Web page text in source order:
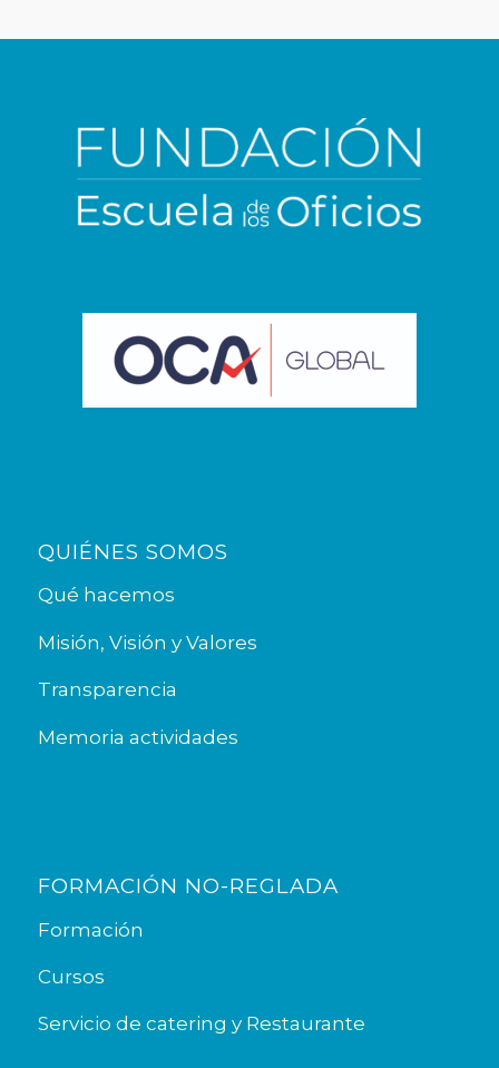
QUIÉNES SOMOS
Qué hacemos
Misión, Visión y Valores
Transparencia
Memoria actividades
FORMACIÓN NO-REGLADA
Formación
Cursos
Servicio de catering y Restaurante